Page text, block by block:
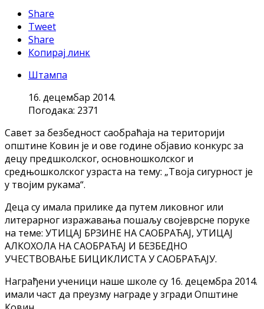
Share
Tweet
Share
Копирај линк
Штампа
16. децембар 2014.
Погодака: 2371
Савет за безбедност саобраћаја на територији
општине Ковин је и ове године објавио конкурс за
децу предшколског, основношколског и
средњошколског узраста на тему: „Твоја сигурност је
у твојим рукама“.
Деца су имала прилике да путем ликовног или
литерарног изражавања пошаљу својеврсне поруке
на теме: УТИЦАЈ БРЗИНЕ НА САОБРАЋАЈ, УТИЦАЈ
АЛКОХОЛА НА САОБРАЋАЈ И БЕЗБЕДНО
УЧЕСТВОВАЊЕ БИЦИКЛИСТА У САОБРАЋАЈУ.
Награђени ученици наше школе су 16. децембра 2014.
имали част да преузму награде у згради Општине